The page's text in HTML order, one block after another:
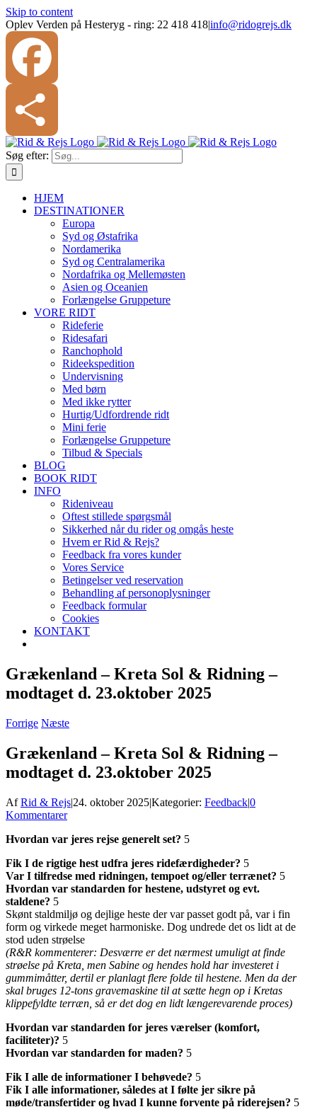
Skip to content
Oplev Verden på Hesteryg - ring: 22 418 418|info@ridogrejs.dk
Facebook
Share
Søg efter:
HJEM
DESTINATIONER
Europa
Syd og Østafrika
Nordamerika
Syd og Centralamerika
Nordafrika og Mellemøsten
Asien og Oceanien
Forlængelse Gruppeture
VORE RIDT
Rideferie
Ridesafari
Ranchophold
Rideekspedition
Undervisning
Med børn
Med ikke rytter
Hurtig/Udfordrende ridt
Mini ferie
Forlængelse Gruppeture
Tilbud & Specials
BLOG
BOOK RIDT
INFO
Rideniveau
Oftest stillede spørgsmål
Sikkerhed når du rider og omgås heste
Hvem er Rid & Rejs?
Feedback fra vores kunder
Vores Service
Betingelser ved reservation
Behandling af personoplysninger
Feedback formular
Cookies
KONTAKT
Grækenland – Kreta Sol & Ridning –
modtaget d. 23.oktober 2025
Forrige Næste
Grækenland – Kreta Sol & Ridning –
modtaget d. 23.oktober 2025
AfRid & Rejs|24. oktober 2025|Kategorier: Feedback|0
Kommentarer
Hvordan var jeres rejse generelt set? 5
Fik I de rigtige hest udfra jeres ridefærdigheder? 5
Var I tilfredse med ridningen, tempoet og/eller terrænet? 5
Hvordan var standarden for hestene, udstyret og evt.
staldene? 5
Skønt staldmiljø og dejlige heste der var passet godt på, var i fin
form og virkede meget harmoniske. Dog undrede det os lidt at de
stod uden strøelse
(R&R kommenterer: Desværre er det nærmest umuligt at finde
strøelse på Kreta, men Sabine og hendes hold har investeret i
gummimåtter, dertil er planlagt flere folde til hestene. Men da der
skal bruges 12-tons gravemaskine til at sætte hegn op i Kretas
klippefyldte terræn, så er det dog en lidt længerevarende proces)
Hvordan var standarden for jeres værelser (komfort,
faciliteter)? 5
Hvordan var standarden for maden? 5
Fik I alle de informationer I behøvede? 5
Fik I alle informationer, således at I følte jer sikre på
møde/transfertider og hvad I kunne forvente på riderejsen? 5